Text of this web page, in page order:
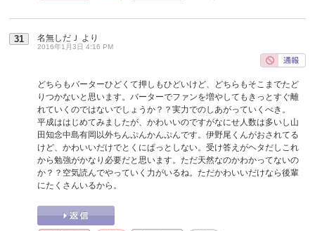
31 名無しだＪ より
2016年1月3日 4:16 PM
どちらもバーターひどくて押しもひどいけど、どちらもそこまでたど
りつかないと思います。バーターでファンを増やしてもきっとすぐ離
れていくのではないでしょうか？？実力でのしあがっていくべき。
平成ははじめてみましたが、かわいいのですがなにせ人数は多いし山
田知念中島有岡以外ちんぷんかんぷんです。伊野尾くんがおされてる
けど、かわいいだけでとくにぱっとしない。受け答えがヘタだしこれ
から勉強がかなり必要だと思います。ただ天然なのかわかってないの
か？？空気読んでやっていく力がいるね。ただかわいいだけなら後輩
にたくさんいるから。